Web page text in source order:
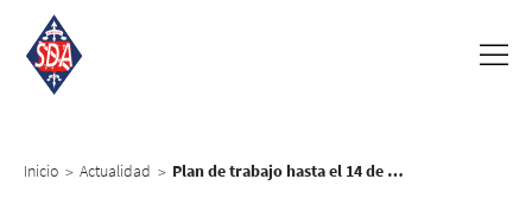
Inicio > Actualidad > Plan de trabajo hasta el 14 de abril